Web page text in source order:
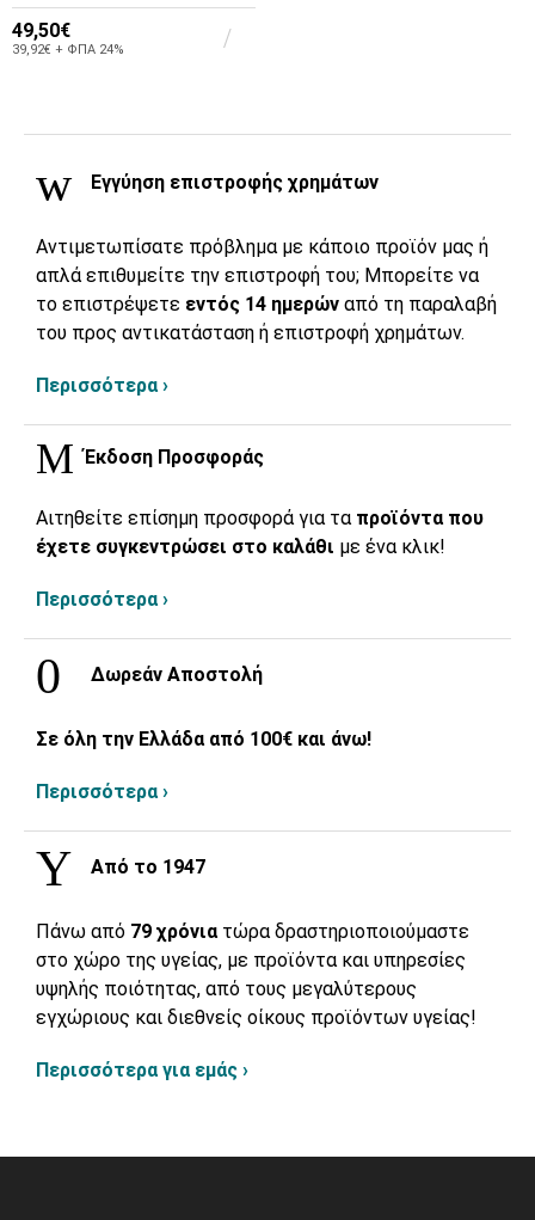
49,50€
39,92€ + ΦΠΑ 24%
Εγγύηση επιστροφής χρημάτων
Αντιμετωπίσατε πρόβλημα με κάποιο προϊόν μας ή
απλά επιθυμείτε την επιστροφή του; Μπορείτε να
το επιστρέψετε εντός 14 ημερών από τη παραλαβή
του προς αντικατάσταση ή επιστροφή χρημάτων.
Περισσότερα ›
Έκδοση Προσφοράς
Αιτηθείτε επίσημη προσφορά για τα προϊόντα που
έχετε συγκεντρώσει στο καλάθι με ένα κλικ!
Περισσότερα ›
Δωρεάν Αποστολή
Σε όλη την Ελλάδα από 100€ και άνω!
Περισσότερα ›
Από το 1947
Πάνω από 79 χρόνια τώρα δραστηριοποιούμαστε
στο χώρο της υγείας, με προϊόντα και υπηρεσίες
υψηλής ποιότητας, από τους μεγαλύτερους
εγχώριους και διεθνείς οίκους προϊόντων υγείας!
Περισσότερα για εμάς ›